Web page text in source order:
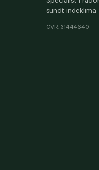
sundt indeklima
CVR: 31444640